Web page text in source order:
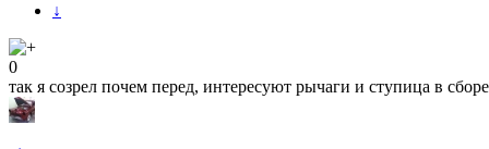
↓
0
так я созрел почем перед, интересуют рычаги и ступица в